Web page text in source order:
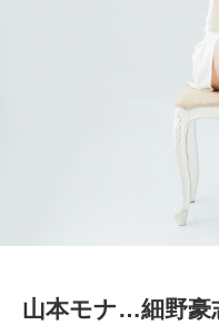
山本モナ…細野豪